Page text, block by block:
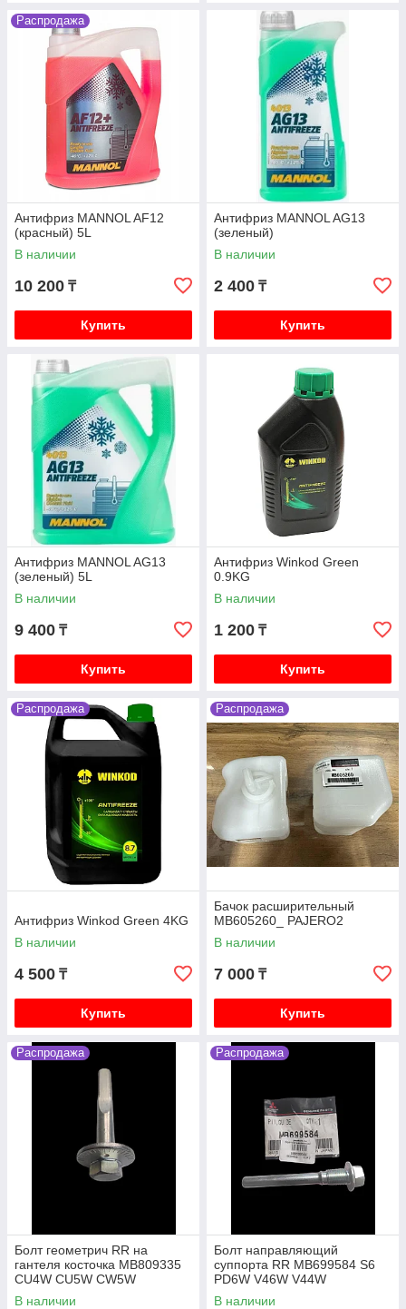
Распродажа
Антифриз MANNOL AF12
(красный) 5L
В наличии
10 200 ₸
Купить
Антифриз MANNOL AG13
(зеленый)
В наличии
2 400 ₸
Купить
Антифриз MANNOL AG13
(зеленый) 5L
В наличии
9 400 ₸
Купить
Антифриз Winkod Green
0.9KG
В наличии
1 200 ₸
Купить
Распродажа
Антифриз Winkod Green 4KG
В наличии
4 500 ₸
Купить
Распродажа
Бачок расширительный
MB605260_ PAJERO2
В наличии
7 000 ₸
Купить
Распродажа
Болт геометрич RR на
гантеля косточка MB809335
CU4W CU5W CW5W
В наличии
Распродажа
Болт направляющий
суппорта RR MB699584 S6
PD6W V46W V44W
В наличии